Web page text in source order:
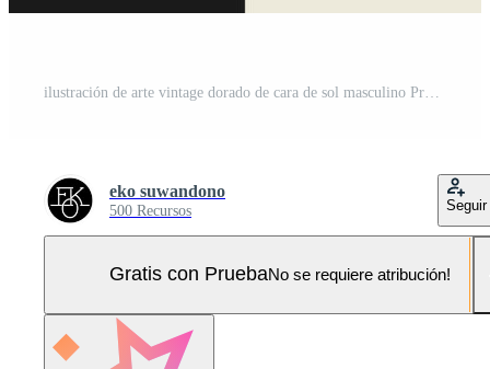
eko suwandono
500 Recursos Seguir
Gratis con PruebaNo se requiere atribución!